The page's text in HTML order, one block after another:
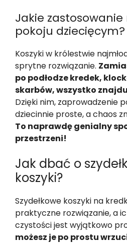
Jakie
pokoju dziecięcym?
Koszyki w królestwie
sprytne rozwiązanie.
po podłodze kredek,
skarbów, wszystko
Dzięki nim, zaprowadzenie
dziecinnie proste, a chaos
To naprawdę genialny
przestrzeni!
Jak dbać o
koszyki?
Szydełkowe koszyki na
praktyczne rozwiązanie, a
czystości jest wyjątkowo
możesz je po prostu